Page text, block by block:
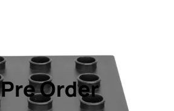
Pre Order